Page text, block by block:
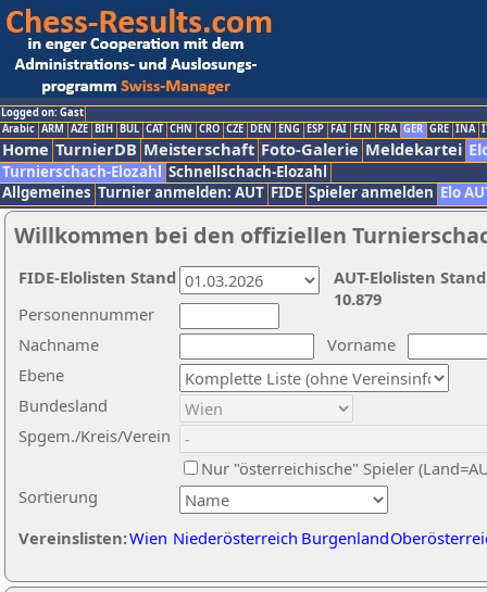
Logged on: Gast
Arabic ARM AZE BIH BUL CAT CHN CRO CZE DEN ENG ESP FAI FIN FRA GER GRE INA
Home TurnierDB Meisterschaft Foto-Galerie Meldekartei
Turnierschach-Elozahl Schnellschach-Elozahl
Allgemeines Turnier anmelden: AUT FIDE Spieler anmelden Elo
Willkommen bei den offiziellen
Nachname
Vorname
Ebene
Sortierung
Personennummer
Bundesland
Spgem./Kreis/Verein
Nur "österreichische" Spieler
Vereinslisten:Wien Niederösterreich Burgenland
AUT-Elolisten
10.879
FIDE-Elolisten Stand